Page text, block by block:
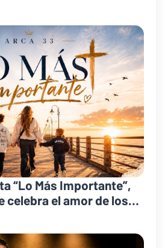
“Lo Más Importante”,
celebra el amor de los
de la fe